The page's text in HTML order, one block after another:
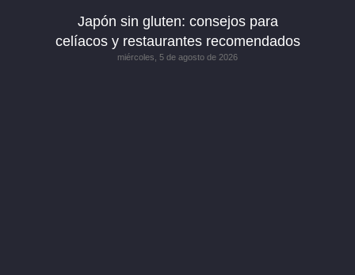
Japón sin gluten: consejos para
celíacos y restaurantes recomendados
miércoles, 5 de agosto de 2026